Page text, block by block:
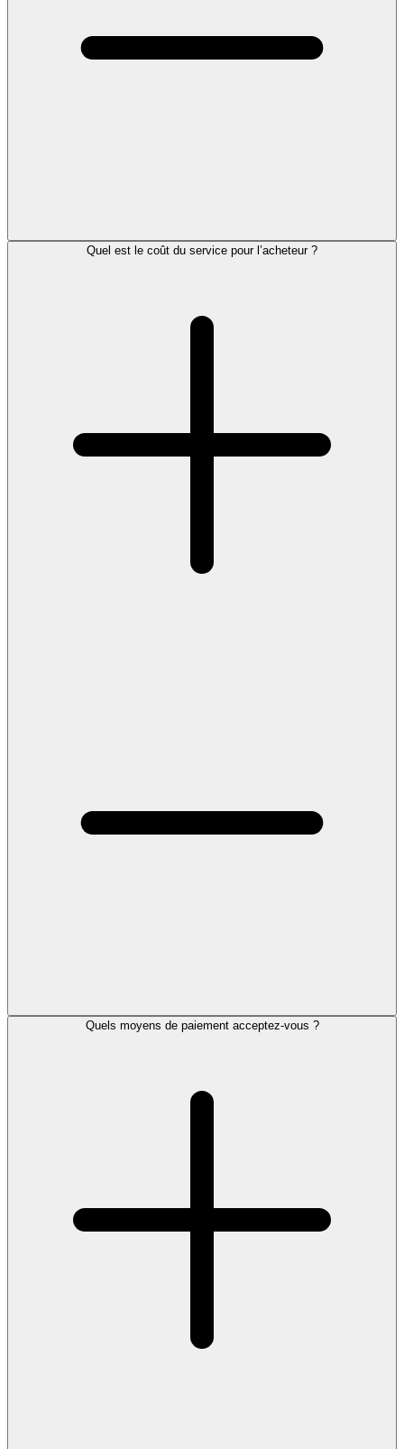
Quel est le coût du service pour l’acheteur ?
Quels moyens de paiement acceptez-vous ?